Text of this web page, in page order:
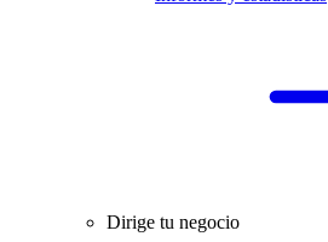
Dirige tu negocio